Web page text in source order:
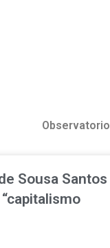
Observatorio
Sousa Santos